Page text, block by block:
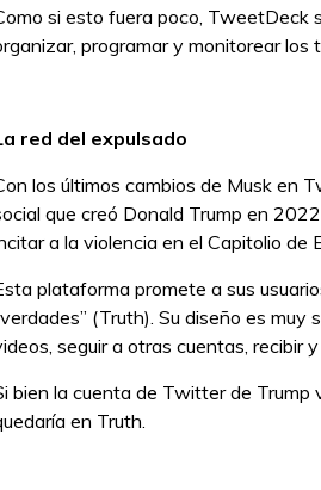
si esto fuera poco, TweetDeck
programar y monitorear los
red del expulsado
los últimos cambios de Musk en
que creó Donald Trump en
a la violencia en el Capitolio de
plataforma promete a sus
(Truth). Su diseño es
seguir a otras cuentas, recibir
bien la cuenta de Twitter de
en Truth.